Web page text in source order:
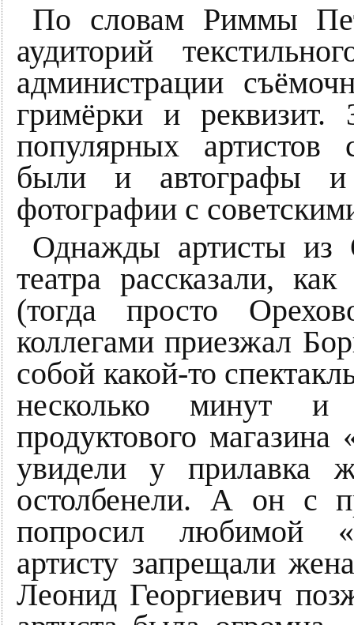
По словам Риммы
аудиторий
администрации
гримёрки и
популярных артистов
были и автографы
фотографии с
Однажды артисты из
театра рассказали,
(тогда просто
коллегами приезжал
собой какой-то
несколько минут
продуктового
увидели у прилавка
остолбенели. А он с
попросил любимой
артисту запрещали
Леонид Георгиевич